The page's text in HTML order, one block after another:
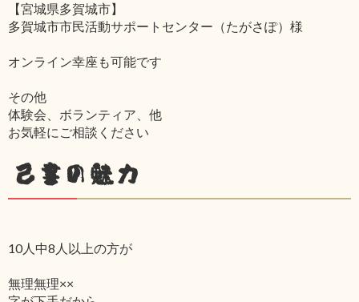
【宮城県多賀城市】
多賀城市市民活動サポートセンター（たがさぽ）様
オンライン幸座も可能です
その他
体験会、ボランティア、他
お気軽にご相談ください
己書の魅力
10人中8人以上の方が
無理無理××